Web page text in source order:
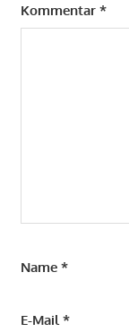
Kommentar *
Name *
E-Mail*